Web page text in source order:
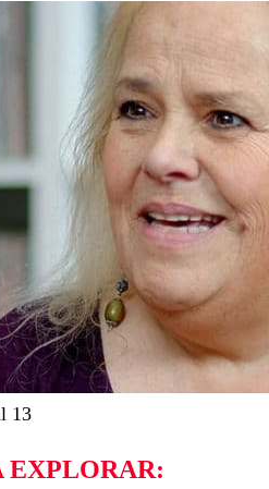
13
EXPLORAR: